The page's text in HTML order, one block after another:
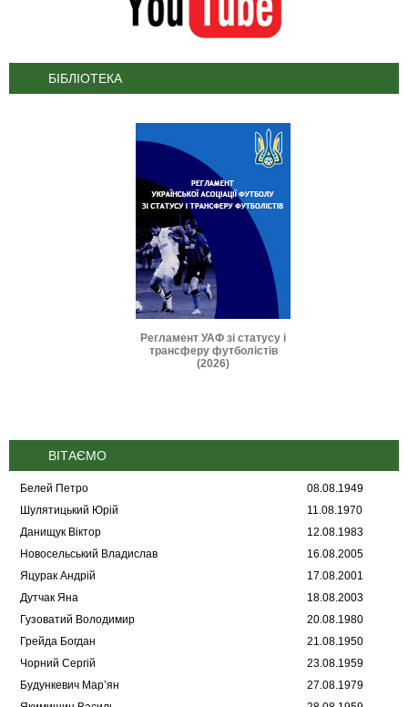
БІБЛІОТЕКА
Регламент УАФ зі статусу і
трансферу футболістів
(2026)
ВІТАЄМО
Белей Петро
08.08.1949
Шулятицький Юрій
11.08.1970
Данищук Віктор
12.08.1983
Новосельський Владислав
16.08.2005
Яцурак Андрій
17.08.2001
Дутчак Яна
18.08.2003
Гузоватий Володимир
20.08.1980
Грейда Богдан
21.08.1950
Чорний Сергій
23.08.1959
Будункевич Мар’ян
27.08.1979